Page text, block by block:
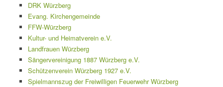
DRK Würzberg
Evang. Kirchengemeinde
FFW-Würzberg
Kultur- und Heimatverein e.V.
Landfrauen Würzberg
Sängervereinigung 1887 Würzberg e.V.
Schützenverein Würzberg 1927 e.V.
Spielmannszug der Freiwilligen Feuerwehr Würzberg